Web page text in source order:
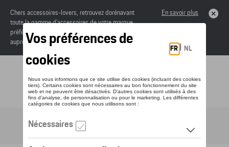
Chers accessoires-lovers, retrouvez dorénavant
toute la gamme d’accessoires de votre marque
préférée sous forme de catalogue à commander
auprès de votre concessionaire.
En savoir plus
Toggle navigation